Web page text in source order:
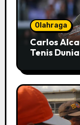
Olahraga
Carlos
Tenis